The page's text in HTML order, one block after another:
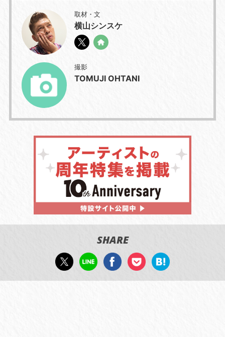
取材・文
横山シンスケ
撮影
TOMUJI OHTANI
SHARE